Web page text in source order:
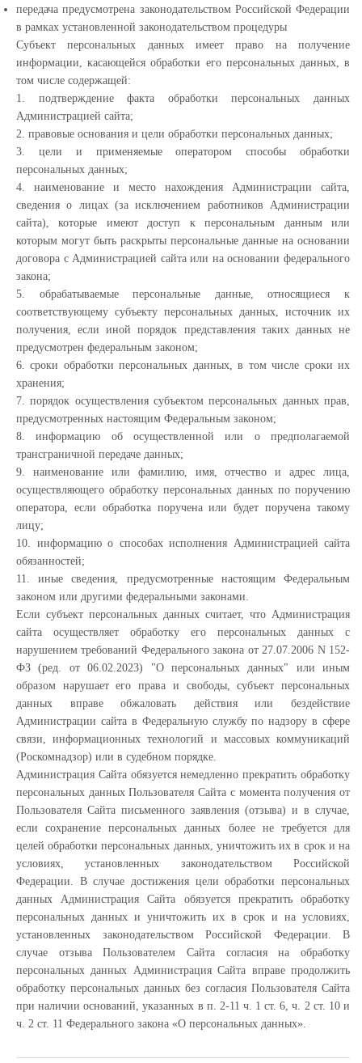
передача предусмотрена законодательством Российской Федерации
в рамках установленной законодательством процедуры
Субъект персональных данных имеет право на получение
информации, касающейся обработки его персональных данных, в
том числе содержащей:
1. подтверждение факта обработки персональных данных
Администрацией сайта;
2. правовые основания и цели обработки персональных данных;
3. цели и применяемые оператором способы обработки
персональных данных;
4. наименование и место нахождения Администрации сайта,
сведения о лицах (за исключением работников Администрации
сайта), которые имеют доступ к персональным данным или
которым могут быть раскрыты персональные данные на основании
договора с Администрацией сайта или на основании федерального
закона;
5. обрабатываемые персональные данные, относящиеся к
соответствующему субъекту персональных данных, источник их
получения, если иной порядок представления таких данных не
предусмотрен федеральным законом;
6. сроки обработки персональных данных, в том числе сроки их
хранения;
7. порядок осуществления субъектом персональных данных прав,
предусмотренных настоящим Федеральным законом;
8. информацию об осуществленной или о предполагаемой
трансграничной передаче данных;
9. наименование или фамилию, имя, отчество и адрес лица,
осуществляющего обработку персональных данных по поручению
оператора, если обработка поручена или будет поручена такому
лицу;
10. информацию о способах исполнения Администрацией сайта
обязанностей;
11. иные сведения, предусмотренные настоящим Федеральным
законом или другими федеральными законами.
Если субъект персональных данных считает, что Администрация
сайта осуществляет обработку его персональных данных с
нарушением требований Федерального закона от 27.07.2006 N 152-
ФЗ (ред. от 06.02.2023) "О персональных данных" или иным
образом нарушает его права и свободы, субъект персональных
данных вправе обжаловать действия или бездействие
Администрации сайта в Федеральную службу по надзору в сфере
связи, информационных технологий и массовых коммуникаций
(Роскомнадзор) или в судебном порядке.
Администрация Сайта обязуется немедленно прекратить обработку
персональных данных Пользователя Сайта с момента получения от
Пользователя Сайта письменного заявления (отзыва) и в случае,
если сохранение персональных данных более не требуется для
целей обработки персональных данных, уничтожить их в срок и на
условиях, установленных законодательством Российской
Федерации. В случае достижения цели обработки персональных
данных Администрация Сайта обязуется прекратить обработку
персональных данных и уничтожить их в срок и на условиях,
установленных законодательством Российской Федерации. В
случае отзыва Пользователем Сайта согласия на обработку
персональных данных Администрация Сайта вправе продолжить
обработку персональных данных без согласия Пользователя Сайта
при наличии оснований, указанных в п. 2-11 ч. 1 ст. 6, ч. 2 ст. 10 и
ч. 2 ст. 11 Федерального закона «О персональных данных».